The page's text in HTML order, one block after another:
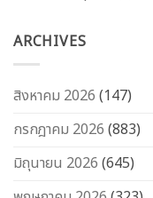
ARCHIVES
สิงหาคม 2026 (147)
กรกฎาคม 2026 (883)
มิถุนายน 2026 (645)